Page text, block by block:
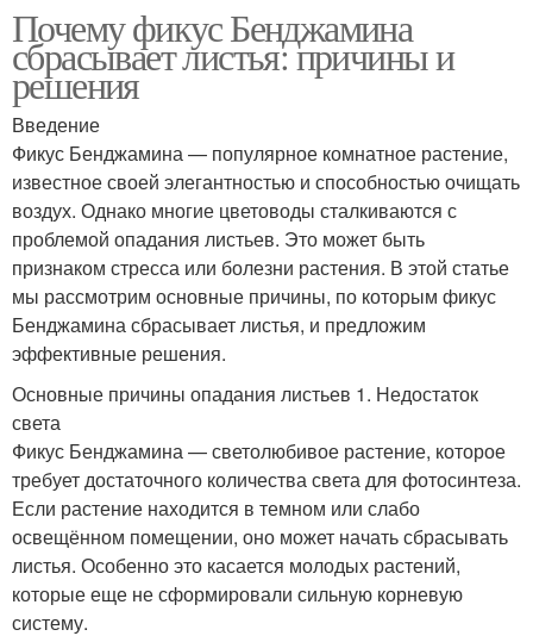
Почему фикус Бенджамина
сбрасывает листья: причины и
решения
Введение
Фикус Бенджамина — популярное комнатное растение,
известное своей элегантностью и способностью очищать
воздух. Однако многие цветоводы сталкиваются с
проблемой опадания листьев. Это может быть
признаком стресса или болезни растения. В этой статье
мы рассмотрим основные причины, по которым фикус
Бенджамина сбрасывает листья, и предложим
эффективные решения.
Основные причины опадания листьев 1. Недостаток
света
Фикус Бенджамина — светолюбивое растение, которое
требует достаточного количества света для фотосинтеза.
Если растение находится в темном или слабо
освещённом помещении, оно может начать сбрасывать
листья. Особенно это касается молодых растений,
которые еще не сформировали сильную корневую
систему.